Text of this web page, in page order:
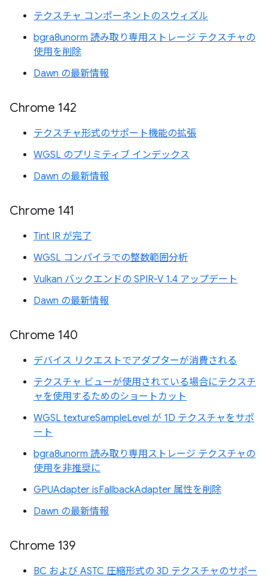
テクスチャ コンポーネントのスウィズル
bgra8unorm 読み取り専用ストレージ テクスチャの
使用を削除
Dawn の最新情報
Chrome 142
テクスチャ形式のサポート機能の拡張
WGSL のプリミティブ インデックス
Dawn の最新情報
Chrome 141
Tint IR が完了
WGSL コンパイラでの整数範囲分析
Vulkan バックエンドの SPIR-V 1.4 アップデート
Dawn の最新情報
Chrome 140
デバイス リクエストでアダプターが消費される
テクスチャ ビューが使用されている場合にテクスチ
ャを使用するためのショートカット
WGSL textureSampleLevel が 1D テクスチャをサポ
ート
bgra8unorm 読み取り専用ストレージ テクスチャの
使用を非推奨に
GPUAdapter isFallbackAdapter 属性を削除
Dawn の最新情報
Chrome 139
BC および ASTC 圧縮形式の 3D テクスチャのサポー